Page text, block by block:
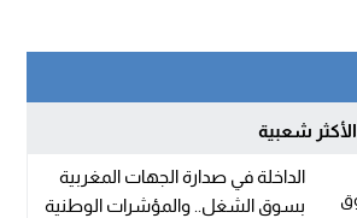
الأكثر شعبية
الداخلة في صدارة الجهات المغربية
بسوق الشغل.. والمؤشرات الوطنية